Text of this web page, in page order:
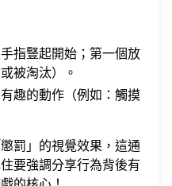
指豎起開始；第一個放
被淘汰）。
趣的動作（例如：觸摸
罰」的視覺效果，這通
要強調分享行為背後有